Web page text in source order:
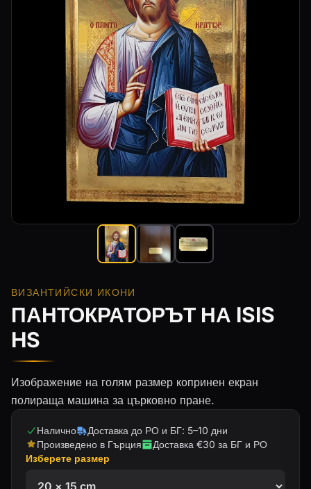
ВИЗАНТИЙСКИ ИКОНИ
ПАНТОКРАТОРЪТ НА ISIS
HS
Изображение на голям размер копринен екран
полираща машина за църковно пране.
Налично
Доставка до РО и БГ: 5–10 дни
Произведено в Гърция
Доставка €30 за БГ и РО
Изберете размер